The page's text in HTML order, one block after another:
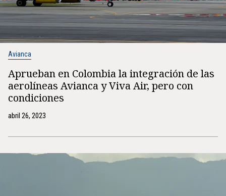
Avianca
Aprueban en Colombia la integración de las
aerolíneas Avianca y Viva Air, pero con
condiciones
abril 26, 2023